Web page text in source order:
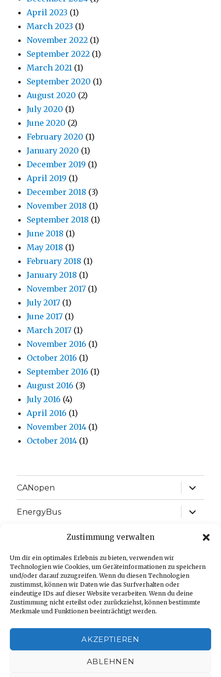
Zustimmung verwalten
Um dir ein optimales Erlebnis zu bieten, verwenden wir
Technologien wie Cookies, um Geräteinformationen zu speichern
und/oder darauf zuzugreifen. Wenn du diesen Technologien
zustimmst, können wir Daten wie das Surfverhalten oder
eindeutige IDs auf dieser Website verarbeiten. Wenn du deine
Zustimmung nicht erteilst oder zurückziehst, können bestimmte
Merkmale und Funktionen beeinträchtigt werden.
AKZEPTIEREN
ABLEHNEN
April 2023 (1)
March 2023 (1)
November 2022 (1)
September 2022 (1)
March 2021 (1)
September 2020 (1)
August 2020 (2)
July 2020 (1)
June 2020 (2)
February 2020 (1)
January 2020 (1)
December 2019 (1)
April 2019 (1)
December 2018 (3)
November 2018 (1)
September 2018 (1)
June 2018 (1)
May 2018 (1)
February 2018 (1)
January 2018 (1)
November 2017 (1)
July 2017 (1)
June 2017 (1)
March 2017 (1)
November 2016 (1)
October 2016 (1)
September 2016 (1)
August 2016 (3)
July 2016 (4)
April 2016 (1)
November 2014 (1)
October 2014 (1)
CANopen
expand
child
menu
EnergyBus
expand
child
expand
child
J1939
child
menu
Language:
child
menu
Imprint
Cookie-Richtlinie (EU)